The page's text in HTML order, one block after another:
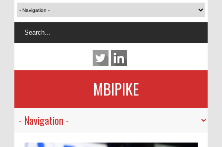
MBIPIKE